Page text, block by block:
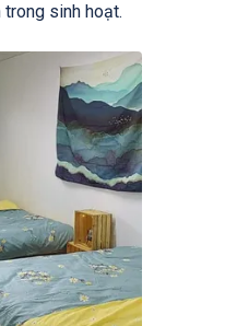
trong sinh hoạt.